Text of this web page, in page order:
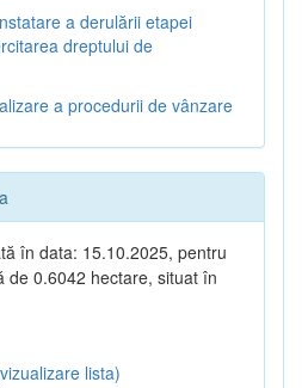
a derulării etapei
dreptului de
a procedurii de vânzare
în data: 15.10.2025, pentru
de 0.6042 hectare, situat în
lista)